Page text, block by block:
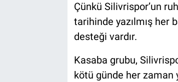
Çünkü Silivrispor’un
tarihinde yazılmış her
desteği vardır.
Kasaba grubu,
kötü günde her zaman